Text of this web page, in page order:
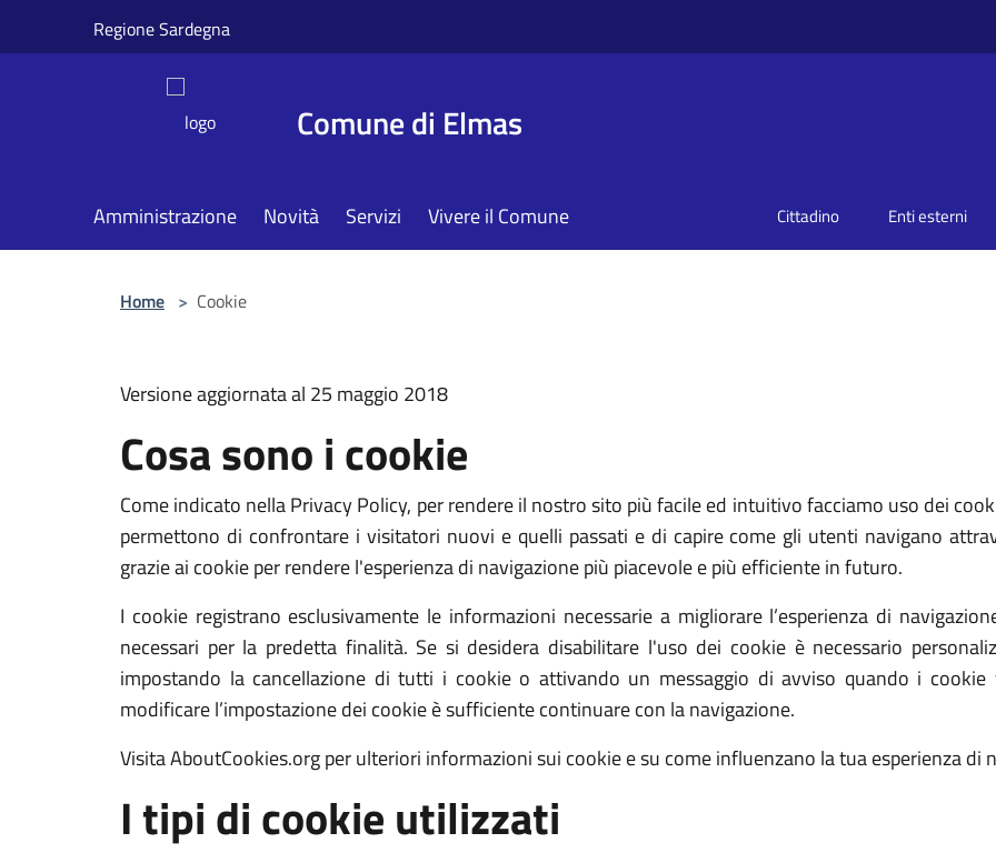
Regione Sardegna
Comune di Elmas
Amministrazione Novità Servizi Vivere il Comune Cittadino Enti esterni
Home > Cookie
Versione aggiornata al 25 maggio 2018
Cosa sono i cookie
Come indicato nella Privacy Policy, per rendere il nostro sito più facile ed intuitivo facciamo uso dei
permettono di confrontare i visitatori nuovi e quelli passati e di capire come gli utenti navigano
grazie ai cookie per rendere l'esperienza di navigazione più piacevole e più efficiente in futuro.
I cookie registrano esclusivamente le informazioni necessarie a migliorare l’esperienza di
necessari per la predetta finalità. Se si desidera disabilitare l'uso dei cookie è necessario
impostando la cancellazione di tutti i cookie o attivando un messaggio di avviso quando i cookie
modificare l’impostazione dei cookie è sufficiente continuare con la navigazione.
Visita AboutCookies.org per ulteriori informazioni sui cookie e su come influenzano la tua esperienza di
I tipi di cookie utilizzati